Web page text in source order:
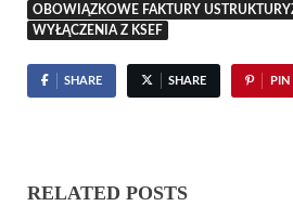
OBOWIĄZKOWE FAKTURY
WYŁĄCZENIA Z KSEF
SHARE SHARE PIN
RELATED POSTS